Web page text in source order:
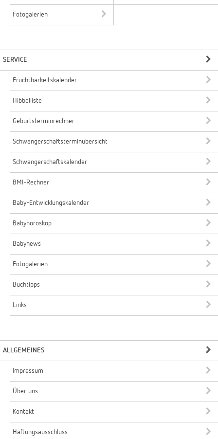
Fotogalerien
SERVICE
Fruchtbarkeitskalender
Hibbelliste
Geburtsterminrechner
Schwangerschaftsterminübersicht
Schwangerschaftskalender
BMI-Rechner
Baby-Entwicklungskalender
Babyhoroskop
Babynews
Fotogalerien
Buchtipps
Links
ALLGEMEINES
Impressum
Über uns
Kontakt
Haftungsausschluss